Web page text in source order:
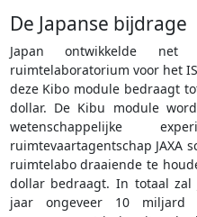
De Japanse bijdrage
Japan ontwikkelde
ruimtelaboratorium voor het
deze Kibo module bedraagt
dollar. De Kibu module
wetenschappelijke
ruimtevaartagentschap JAXA
ruimtelabo draaiende te
dollar bedraagt. In totaal zal
jaar ongeveer 10